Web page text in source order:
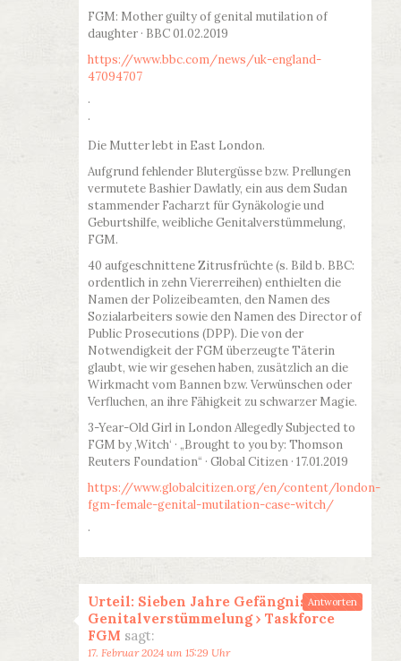
FGM: Mother guilty of genital mutilation of
daughter · BBC 01.02.2019
https://www.bbc.com/news/uk-england-
47094707
·
·
Die Mutter lebt in East London.
Aufgrund fehlender Blutergüsse bzw. Prellungen
vermutete Bashier Dawlatly, ein aus dem Sudan
stammender Facharzt für Gynäkologie und
Geburtshilfe, weibliche Genitalverstümmelung,
FGM.
40 aufgeschnittene Zitrusfrüchte (s. Bild b. BBC:
ordentlich in zehn Viererreihen) enthielten die
Namen der Polizeibeamten, den Namen des
Sozialarbeiters sowie den Namen des Director of
Public Prosecutions (DPP). Die von der
Notwendigkeit der FGM überzeugte Täterin
glaubt, wie wir gesehen haben, zusätzlich an die
Wirkmacht vom Bannen bzw. Verwünschen oder
Verfluchen, an ihre Fähigkeit zu schwarzer Magie.
3-Year-Old Girl in London Allegedly Subjected to
FGM by ‚Witch‘ · „Brought to you by: Thomson
Reuters Foundation“ · Global Citizen · 17.01.2019
https://www.globalcitizen.org/en/content/london-
fgm-female-genital-mutilation-case-witch/
·
Urteil: Sieben Jahre Gefängnis für
Genitalverstümmelung › Taskforce
FGM sagt:
17. Februar 2024 um 15:29 Uhr
Antworten